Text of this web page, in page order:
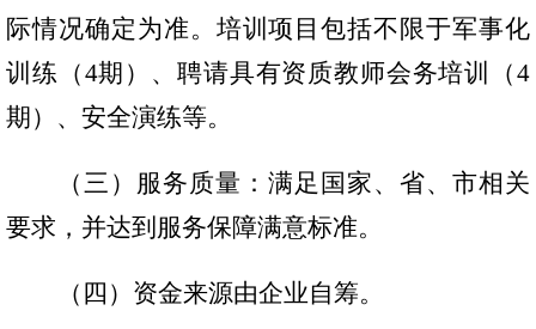
客运
际情况确定为准。培训项目包括不限于军事化
训练（4期）、聘请具有资质教师会务培训（4
期）、安全演练等。
（三）服务质量：满足国家、省、市相关
要求，并达到服务保障满意标准。
（四）资金来源由企业自筹。